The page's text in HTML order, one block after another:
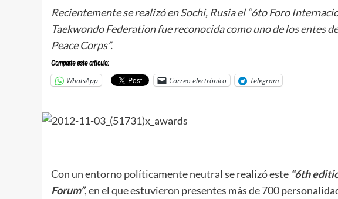
Recientemente se realizó en Sochi, Rusia el “6to Foro
Taekwondo Federation fue reconocida como uno de los entes
Peace Corps”.
Comparte este articulo:
WhatsApp Correo electrónico Telegram
Con un entorno políticamente neutral se realizó este “6th
Forum”, en el que estuvieron presentes más de 700